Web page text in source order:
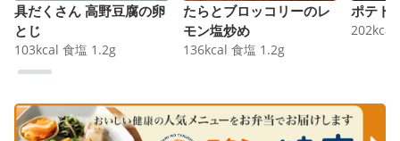
具だくさん 高野豆腐の卵
とじ
103kcal 食塩 1.2g
たらとブロッコリーのレ
モン塩炒め
136kcal 食塩 1.2g
ポテト
202kcal